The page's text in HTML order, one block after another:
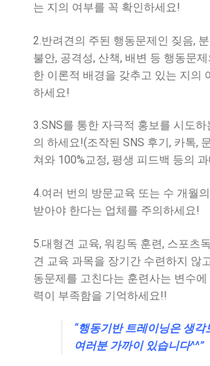
는 지의 여부를 꼭 확인하세요!
2.반려견의 주된 행동문제인 짖음,
불안, 공격성, 산책, 배변 등 행동문
한 이론적 배경을 갖추고 있는 지의
하세요!
3.SNS를 통한 자극적 홍보를 시도하
의 하세요!(조작된 SNS 후기, 카톡,
쳐와 100%교정, 평생 피드백 등의
4.여러 번의 방문교육 또는 수 개월
받아야 한다는 업체를 주의하세요!
5.대형견 교육, 워킹독 훈련, 스포츠
견 교육 과목을 장기간 수련하지 않
동문제를 고친다는 훈련사는 변수
력이 부족함을 기억하세요!!
“행동기반 트레이닝은 생각
여러분 가까이 있습니다^^”